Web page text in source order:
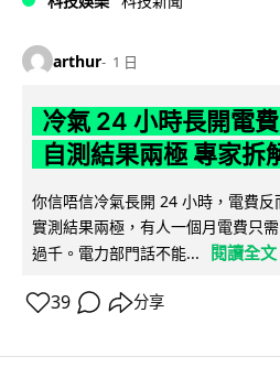
arthur 1 日
冷氣 24 小時長開電
自測結果兩極 專家拆
你信唔信冷氣長開 24 小時，電費
實測結果兩極，有人一個月電費只
過千。電力部門話不能...
閱讀全文
39 分享